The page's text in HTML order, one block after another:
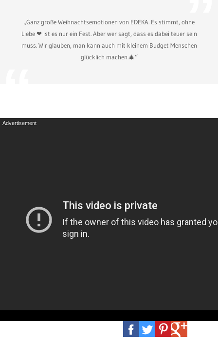
„Ganz große Weihnachtsemotionen von EDEKA. Es stimmt, ohne
Liebe ❤ ist es nur ein Fest. Aber wer sagt, dass es dabei teuer sein
muss. Wir glauben, man kann auch mit kleinem Budget Menschen
glücklich machen.🎄“